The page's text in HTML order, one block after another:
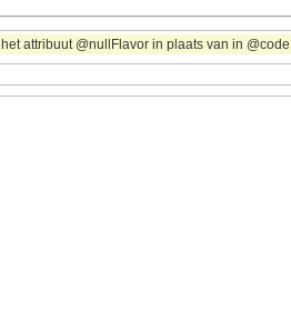
attribuut @nullFlavor in plaats van in